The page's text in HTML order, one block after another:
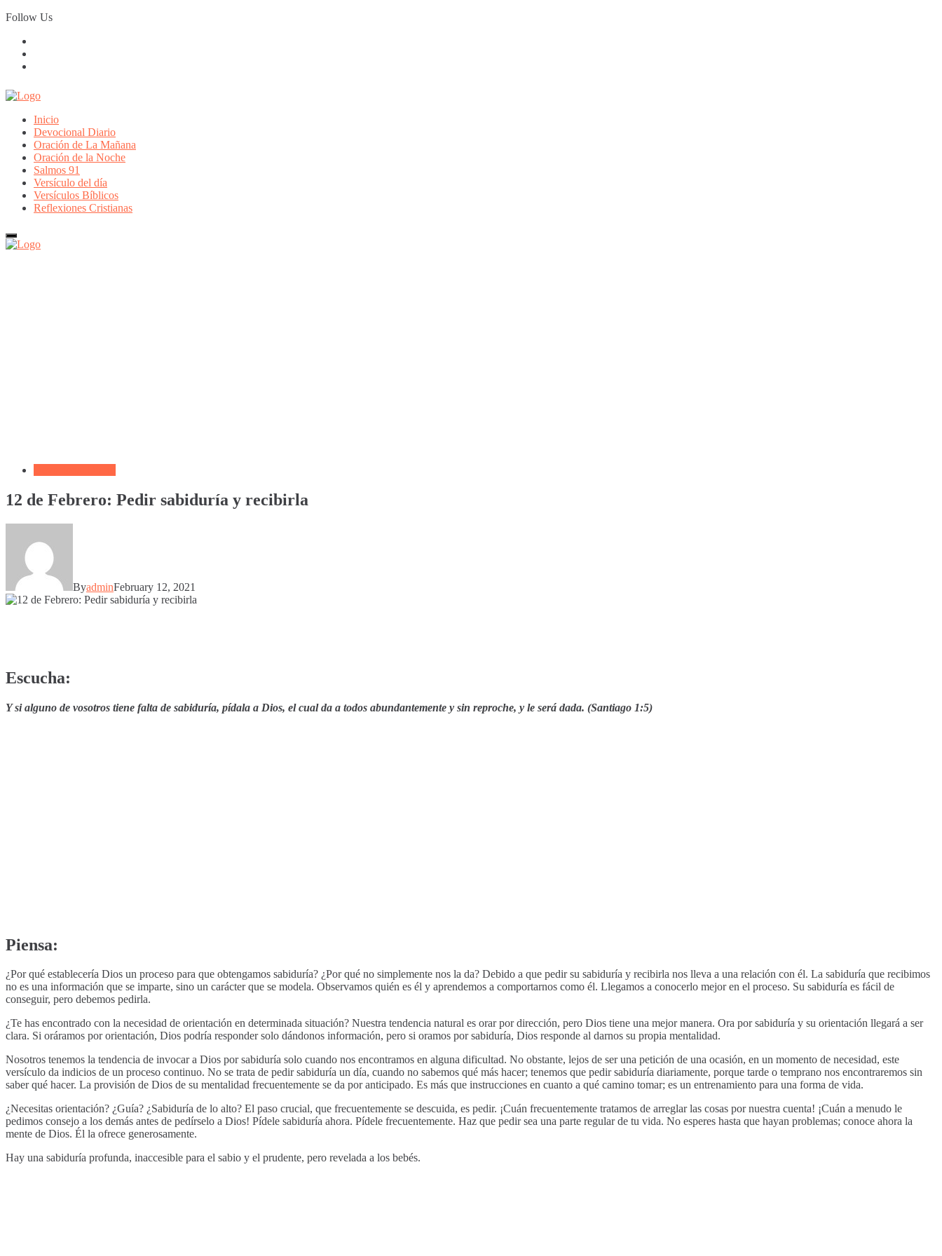
Skip
to
Follow Us
Inicio
Devocional Diario
Oración de La Mañana
Oración de la Noche
Salmos 91
Versículo del día
Versículos Bíblicos
Reflexiones Cristianas
12 de Febrero: Pedir sabiduría y recibirla
ByadminFebruary 12, 2021
Escucha:
Y si alguno de vosotros tiene falta de sabiduría, pídala a Dios, el cual da a todos abundantemente y sin reproche, y le será dada. (Santiago 1:5)
Piensa:
¿Por qué establecería Dios un proceso para que obtengamos sabiduría? ¿Por qué no simplemente nos la da? Debido a que pedir su sabiduría y recibirla nos lleva a una relación con él. La sabiduría que recibimos
no es una información que se imparte, sino un carácter que se modela. Observamos quién es él y aprendemos a comportarnos como él. Llegamos a conocerlo mejor en el proceso. Su sabiduría es fácil de
conseguir, pero debemos pedirla.
¿Te has encontrado con la necesidad de orientación en determinada situación? Nuestra tendencia natural es orar por dirección, pero Dios tiene una mejor manera. Ora por sabiduría y su orientación llegará a ser
clara. Si oráramos por orientación, Dios podría responder solo dándonos información, pero si oramos por sabiduría, Dios responde al darnos su propia mentalidad.
Nosotros tenemos la tendencia de invocar a Dios por sabiduría solo cuando nos encontramos en alguna dificultad. No obstante, lejos de ser una petición de una ocasión, en un momento de necesidad, este
versículo da indicios de un proceso continuo. No se trata de pedir sabiduría un día, cuando no sabemos qué más hacer; tenemos que pedir sabiduría diariamente, porque tarde o temprano nos encontraremos sin
saber qué hacer. La provisión de Dios de su mentalidad frecuentemente se da por anticipado. Es más que instrucciones en cuanto a qué camino tomar; es un entrenamiento para una forma de vida.
¿Necesitas orientación? ¿Guía? ¿Sabiduría de lo alto? El paso crucial, que frecuentemente se descuida, es pedir. ¡Cuán frecuentemente tratamos de arreglar las cosas por nuestra cuenta! ¡Cuán a menudo le
pedimos consejo a los demás antes de pedírselo a Dios! Pídele sabiduría ahora. Pídele frecuentemente. Haz que pedir sea una parte regular de tu vida. No esperes hasta que hayan problemas; conoce ahora la
mente de Dios. Él la ofrece generosamente.
Hay una sabiduría profunda, inaccesible para el sabio y el prudente, pero revelada a los bebés.